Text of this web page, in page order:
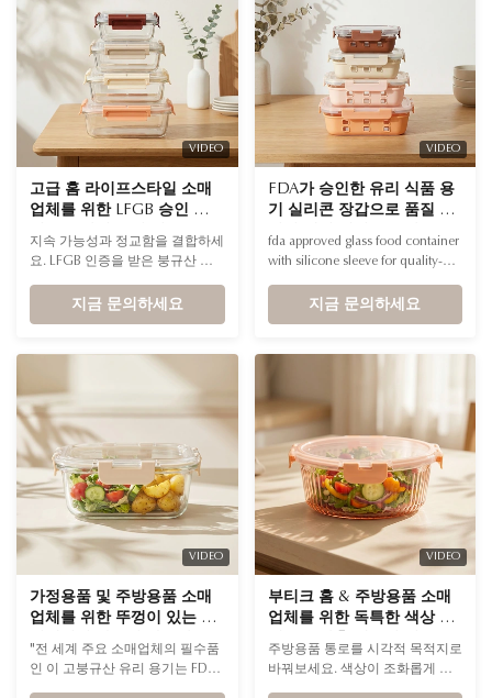
VIDEO
고급 홈 라이프스타일 소매
업체를 위한 LFGB 승인 친환
장
지속 가능성과 정교함을 결합하세
요. LFGB 인증을 받은 붕규산 유
하는 절묘한 선물용 포장이 특징
입니다. 품질, 안전, 주방의 고급스
친화적인 쇼핑객에게 적합합니다.
지금 문의하세요
VIDEO
FDA가 승인한 유리 식품 용
기 실리콘 장갑으로 품질 중
브랜드
fda approved glass food container
with silicone sleeve for quality-
brands Name fda approved glass
food container with silicone
Application Safe in microwave,
oven, freezer...
지금 문의하세요
VIDEO
가정용품 및 주방용품 소매
업체를 위한 뚜껑이 있는 식
기세척기 사용이 가능한 붕
규산 유리 식품 보관 용기
"전 세계 주요 소매업체의 필수품
인 이 고붕규산 유리 용기는 FDA
및 LFGB 표준에 대한 완전한 인증
VIDEO
부티크 홈 & 주방용품 소매
업체를 위한 독특한 색상 팔
레트를 갖춘 내구성 있는 유
리 밀폐 식품 보관 용기
주방용품 통로를 시각적 목적지로
바꿔보세요. 색상이 조화롭게 어
우러진 유리 용기는 프리미엄 수